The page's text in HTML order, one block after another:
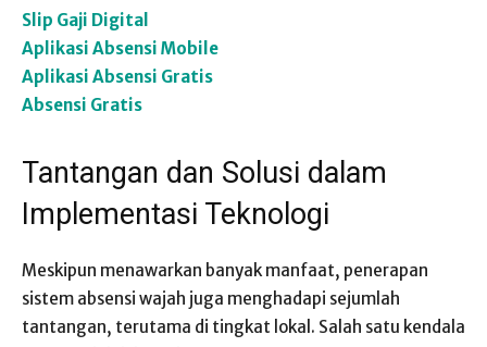
Slip Gaji Digital
Aplikasi Absensi Mobile
Aplikasi Absensi Gratis
Absensi Gratis
Tantangan dan Solusi dalam
Implementasi Teknologi
Meskipun menawarkan banyak manfaat, penerapan
sistem absensi wajah juga menghadapi sejumlah
tantangan, terutama di tingkat lokal. Salah satu kendala